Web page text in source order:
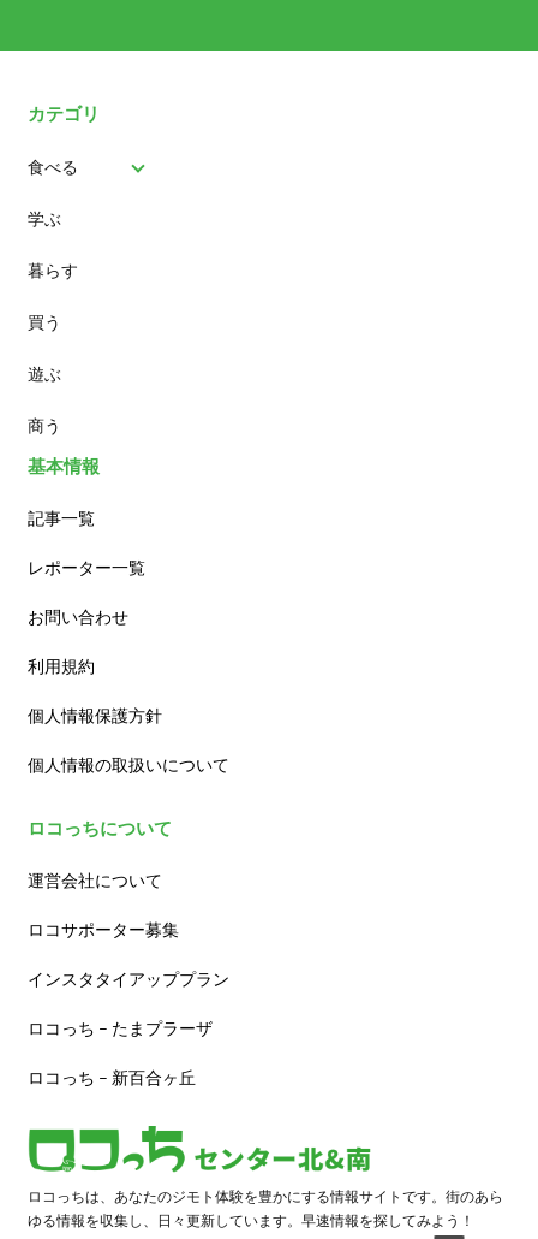
カテゴリ
食べる
パン
スイーツ
ランチ
カフェ
学ぶ
暮らす
買う
遊ぶ
商う
基本情報
記事一覧
レポーター一覧
お問い合わせ
利用規約
個人情報保護方針
個人情報の取扱いについて
ロコっちについて
運営会社について
ロコサポーター募集
インスタタイアッププラン
ロコっち – たまプラーザ
ロコっち – 新百合ヶ丘
ロコっちは、あなたのジモト体験を豊かにする情報サイトです。街のあら
ゆる情報を収集し、日々更新しています。早速情報を探してみよう！